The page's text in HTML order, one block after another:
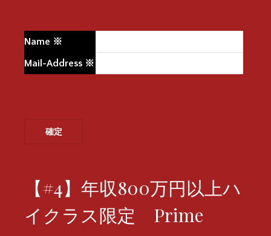
Name ※
Mail-Address ※
【#4】年収800万円以上ハ
イクラス限定 Prime